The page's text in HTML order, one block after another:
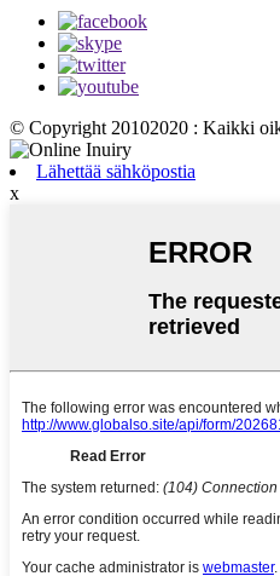
© Copyright 20102020 : Kaikki
Lähettää sähköpostia
x